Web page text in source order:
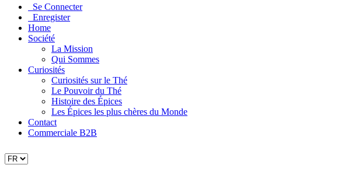
Se Connecter
Enregister
Home
Société
La Mission
Qui Sommes
Curiosités
Curiosités sur le Thé
Le Pouvoir du Thé
Histoire des Épices
Les Épices les plus chères du Monde
Contact
Commerciale B2B